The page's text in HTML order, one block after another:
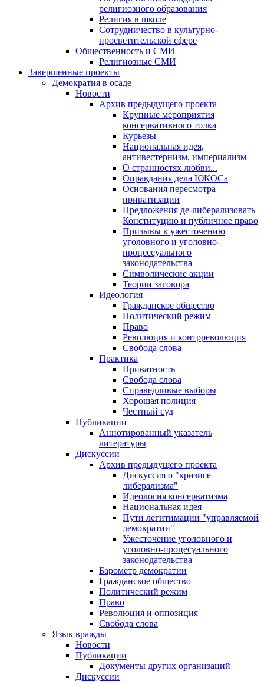
религиозного образования
Религия в школе
Сотрудничество в культурно-
просветительской сфере
Общественность и СМИ
Религиозные СМИ
Завершенные проекты
Демократия в осаде
Новости
Архив предыдущего проекта
Крупные мероприятия
консервативного толка
Курьезы
Национальная идея,
антивестернизм, империализм
О странностях любви...
Оправдания дела ЮКОСа
Основания пересмотра
приватизации
Предложения де-либерализовать
Конституцию и публичное право
Призывы к ужесточению
уголовного и уголовно-
процессуального
законодательства
Символические акции
Теории заговора
Идеология
Гражданское общество
Политический режим
Право
Революция и контрреволюция
Свобода слова
Практика
Приватность
Свобода слова
Справедливые выборы
Хорошая полиция
Честный суд
Публикации
Аннотированный указатель
литературы
Дискуссии
Архив предыдущего проекта
Дискуссия о "кризисе
либерализма"
Идеология консерватизма
Национальная идея
Пути легитимации "управляемой
демократии"
Ужесточение уголовного и
уголовно-процесуального
законодательства
Барометр демократии
Гражданское общество
Политический режим
Право
Революция и оппозиция
Свобода слова
Язык вражды
Новости
Публикации
Документы других организаций
Дискуссии